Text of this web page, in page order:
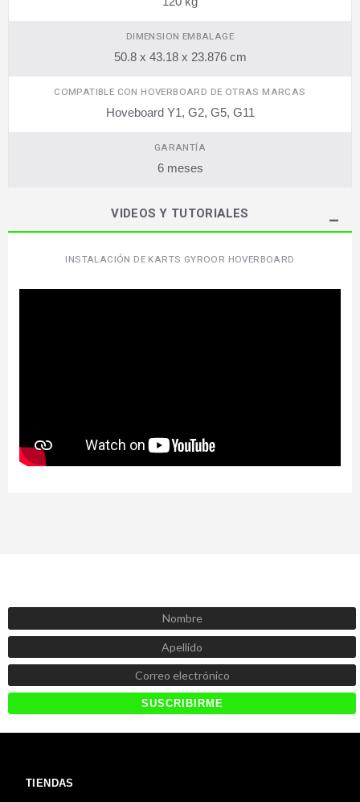
DIMENSION EMBALAGE
50.8 x 43.18 x 23.876 cm
COMPATIBLE CON HOVERBOARD DE OTRAS MARCAS
Hoveboard Y1, G2, G5, G11
GARANTÍA
6 meses
VIDEOS Y TUTORIALES
INSTALACIÓN DE KARTS GYROOR HOVERBOARD
TIENDAS